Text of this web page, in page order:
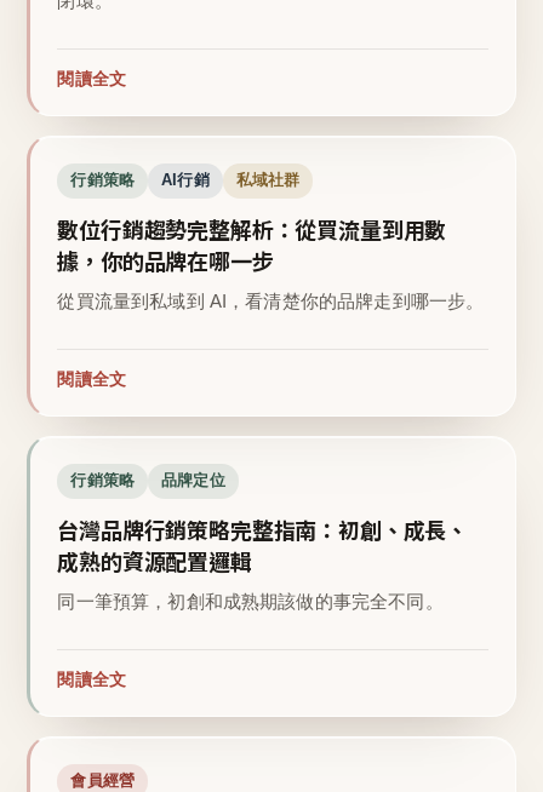
閱讀全文
行銷策略 AI行銷 私域社群
數位行銷趨勢完整解析：從買流量到用數
據，你的品牌在哪一步
從買流量到私域到 AI，看清楚你的品牌走到哪一步。
閱讀全文
行銷策略 品牌定位
台灣品牌行銷策略完整指南：初創、成長、
成熟的資源配置邏輯
同一筆預算，初創和成熟期該做的事完全不同。
閱讀全文
會員經營